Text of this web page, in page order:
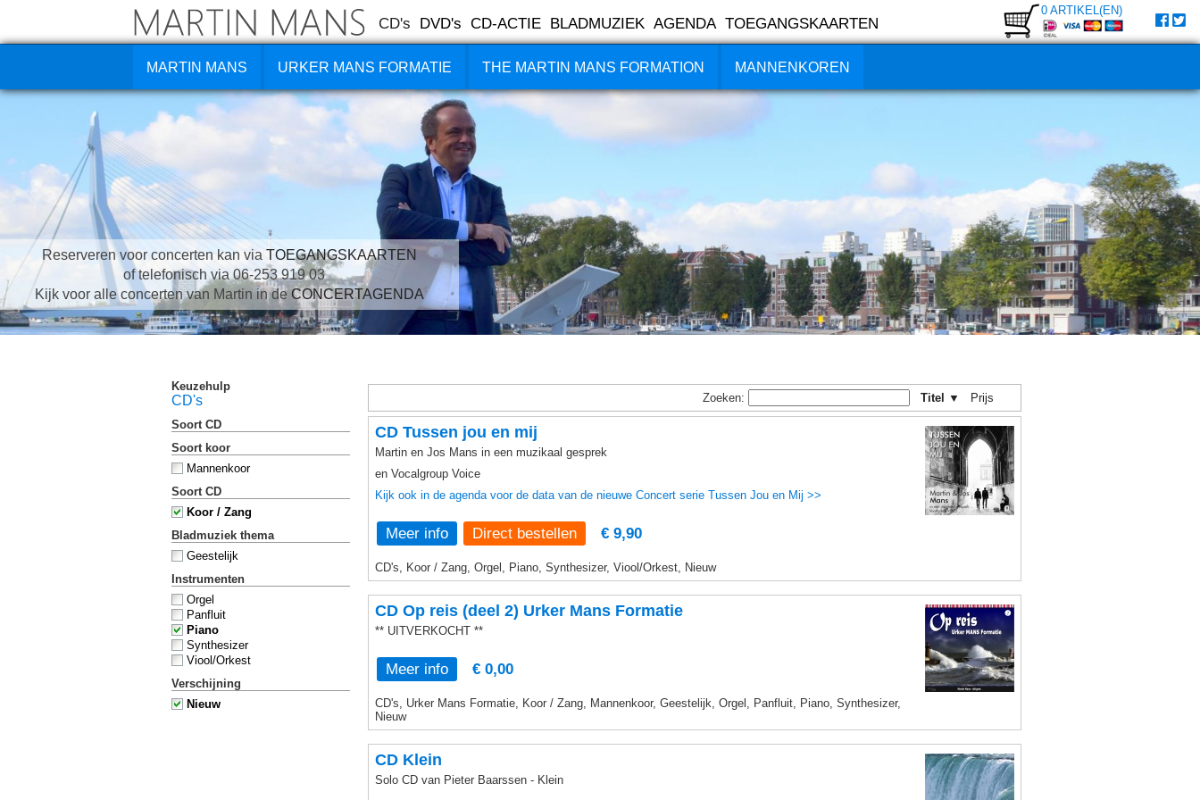
CD's DVD's CD-ACTIE BLADMUZIEK AGENDA TOEGANGSKAARTEN
0 ARTIKEL(EN)
MARTIN MANS URKER MANS FORMATIE THE MARTIN MANS FORMATION MANNENKOREN
Reserveren voor concerten kan via TOEGANGSKAARTEN
of telefonisch via 06-253 919 03
Kijk voor alle concerten van Martin in deCONCERTAGENDA
Keuzehulp
CD's
Soort CD
Soort koor
Mannenkoor
Soort CD
Koor / Zang
Bladmuziek thema
Geestelijk
Instrumenten
Orgel
Panfluit
Piano
Synthesizer
Viool/Orkest
Verschijning
Nieuw
Zoeken: Titel ▼ Prijs
CD Tussen jou en mij
Martin en Jos Mans in een muzikaal gesprek
en Vocalgroup Voice
Kijk ook in de agenda voor de data van de nieuwe Concert serie Tussen Jou en Mij >>
Meer info € 9,90
CD's, Koor / Zang, Orgel, Piano, Synthesizer, Viool/Orkest, Nieuw
CD Op reis (deel 2) Urker Mans Formatie
** UITVERKOCHT **
Meer info € 0,00
CD's, Urker Mans Formatie, Koor / Zang, Mannenkoor, Geestelijk, Orgel, Panfluit, Piano, Synthesizer,
Nieuw
CD Klein
Solo CD van Pieter Baarssen - Klein